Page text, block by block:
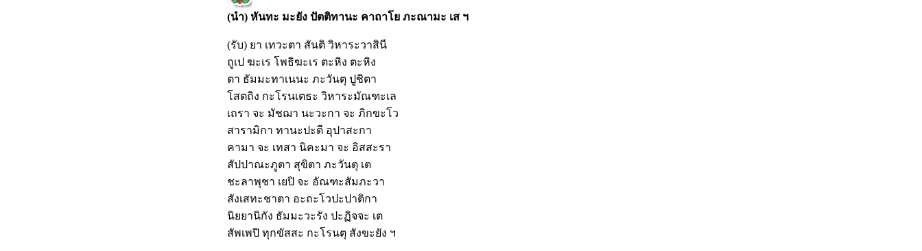
(นำ) หันทะ มะยัง ปัตติทานะ คาถาโย ภะณามะ เส ฯ
(รับ) ยา เทวะตา สันติ วิหาระวาสินี
ถูเป ฆะเร โพธิฆะเร ตะหิง ตะหิง
ตา ธัมมะทาเนนะ ภะวันตุ ปูชิตา
โสตถิง กะโรนเตธะ วิหาระมัณฑะเล
เถรา จะ มัชฌา นะวะกา จะ ภิกขะโว
สารามิกา ทานะปะตี อุปาสะกา
คามา จะ เทสา นิคะมา จะ อิสสะรา
สัปปาณะภูตา สุขิตา ภะวันตุ เต
ชะลาพุชา เยปิ จะ อัณฑะสัมภะวา
สังเสทะชาตา อะถะโวปะปาติกา
นิยยานิกัง ธัมมะวะรัง ปะฏิจจะ เต
สัพเพปิ ทุกขัสสะ กะโรนตุ สังขะยัง ฯ